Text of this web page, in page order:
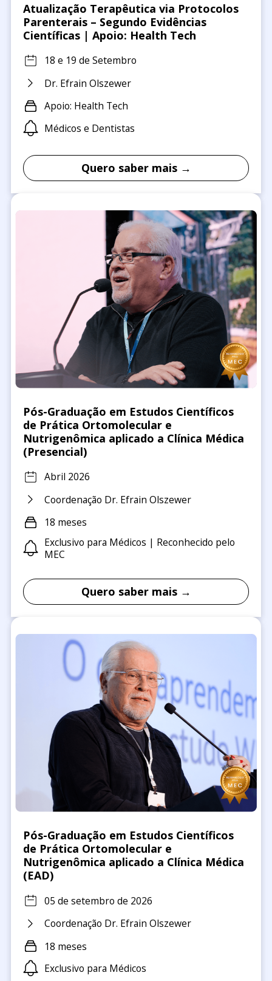
Atualização Terapêutica via Protocolos
Parenterais – Segundo Evidências
Científicas | Apoio: Health Tech
18 e 19 de Setembro
Dr. Efrain Olszewer
Apoio: Health Tech
Médicos e Dentistas
Quero saber mais →
Pós-Graduação em Estudos Científicos
de Prática Ortomolecular e
Nutrigenômica aplicado a Clínica Médica
(Presencial)
Abril 2026
Coordenação Dr. Efrain Olszewer
18 meses
Exclusivo para Médicos | Reconhecido pelo
MEC
Quero saber mais →
Pós-Graduação em Estudos Científicos
de Prática Ortomolecular e
Nutrigenômica aplicado a Clínica Médica
(EAD)
05 de setembro de 2026
Coordenação Dr. Efrain Olszewer
18 meses
Exclusivo para Médicos